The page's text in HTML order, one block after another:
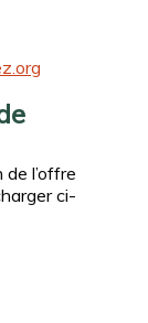
l’offre
ci-